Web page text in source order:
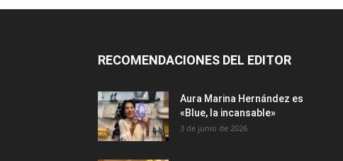
RECOMENDACIONES DEL EDITOR
Aura Marina Hernández es
«Blue, la incansable»
3 de junio de 2026